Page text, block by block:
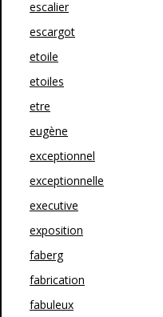
escalier
escargot
etoile
etoiles
etre
eugène
exceptionnel
exceptionnelle
executive
exposition
faberg
fabrication
fabuleux